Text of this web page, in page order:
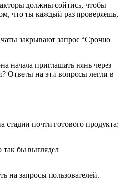
должны сойтись, чтобы
что ты каждый раз проверяешь,
закрывают запрос “Срочно
начала приглашать нянь через
Ответы на эти вопросы легли в
почти готового продукта:
так бы выглядел
на запросы пользователей.